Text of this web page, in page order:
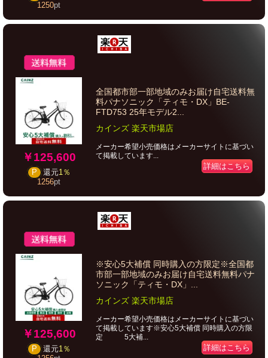
1250pt
￥125,600
P 還元1％
1256pt
全国都市部一部地域のみお届け自宅送料無
料パナソニック「ティモ・DX」BE-
FTD753 25年モデル2...
カインズ 楽天市場店
メーカー希望小売価格はメーカーサイトに基づい
て掲載しています...
詳細はこちら
￥125,600
P 還元1％
※安心5大補償 同時購入の方限定※全国都
市部一部地域のみお届け自宅送料無料パナ
ソニック「ティモ・DX」...
カインズ 楽天市場店
メーカー希望小売価格はメーカーサイトに基づい
て掲載しています※安心5大補償 同時購入の方限
定 5大補...
詳細はこちら